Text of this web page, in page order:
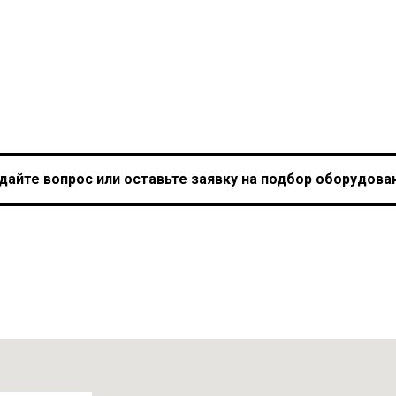
вопрос или оставьте заявку на подбор